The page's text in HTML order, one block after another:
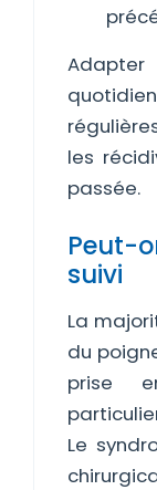
les
passée.
Peut-
suivi
La
du
prise
Le